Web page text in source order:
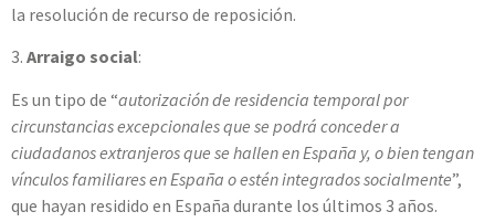
la resolución de recurso de reposición.
3. Arraigo social:
Es un tipo de “autorización de residencia temporal por
circunstancias excepcionales que se podrá conceder a
ciudadanos extranjeros que se hallen en España y, o bien tengan
vínculos familiares en España o estén integrados socialmente”,
que hayan residido en España durante los últimos 3 años.